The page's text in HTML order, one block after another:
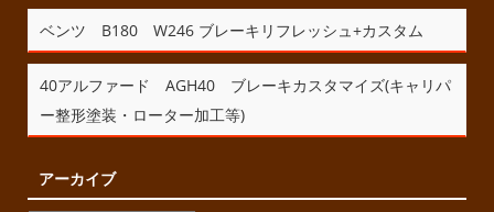
ベンツ B180 W246 ブレーキリフレッシュ+カスタム
40アルファード AGH40 ブレーキカスタマイズ(キャリパ
ー整形塗装・ローター加工等)
アーカイブ